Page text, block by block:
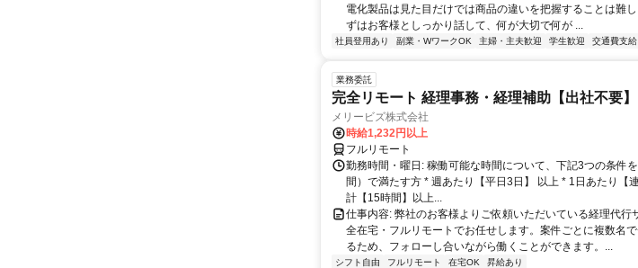
電化製品は見た目だけでは商品の違いを把握することは難
ずはお客様としっかり話して、何が大切で何が ...
社員登用あり 副業・WワークOK 主婦・主夫歓迎 学生歓迎 交通費支給
業務委託
完全リモート 経理事務・経理補助【出社不要】
メリービズ株式会社
時給1,232円以上
フルリモート
勤務時間・曜日: 稼働可能な時間について、下記3つの条件
間）で満たす方 * 週あたり【平日3日】 以上 * 1日あたり【
計【15時間】以上...
仕事内容: 弊社のお客様よりご依頼いただいている経理代行
全在宅・フルリモートでお任せします。案件ごとに複数名
るため、フォローし合いながら働くことができます。...
シフト自由 フルリモート 在宅OK 昇給あり